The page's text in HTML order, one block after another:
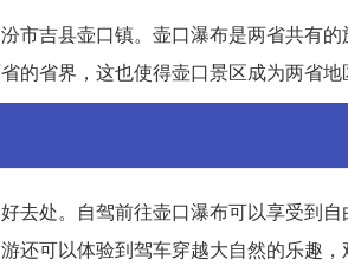
吉县壶口镇。壶口瀑布是两省共有的
省界，这也使得壶口景区成为两省地
去处。自驾前往壶口瀑布可以享受到
还可以体验到驾车穿越大自然的乐趣